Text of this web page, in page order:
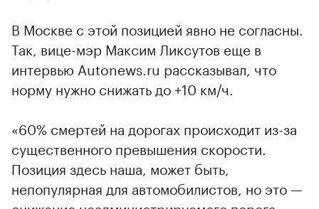
В Москве с этой позицией явно не согласны.
Так, вице-мэр Максим Ликсутов еще в
интервью Autonews.ru рассказывал, что
норму нужно снижать до +10 км/ч.
«60% смертей на дорогах происходит из-за
существенного превышения скорости.
Позиция здесь наша, может быть,
непопулярная для автомобилистов, но это —